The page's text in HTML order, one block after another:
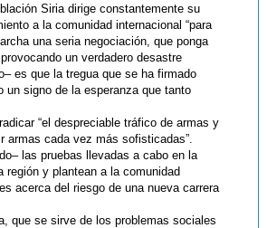
Siria dirige constantemente su
a la comunidad internacional “para
una seria negociación, que ponga
un verdadero desastre
es que la tregua que se ha firmado
un signo de la esperanza que tanto
“el despreciable tráfico de armas y
armas cada vez más sofisticadas”.
las pruebas llevadas a cabo en la
región y plantean a la comunidad
acerca del riesgo de una nueva carrera
que se sirve de los problemas sociales